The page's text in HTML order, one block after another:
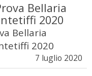
Bellaria
2020
Bellaria
2020
7 luglio 2020